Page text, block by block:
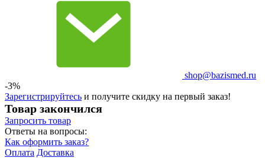
shop@bazismed.ru
-3%
Зарегистрируйтесь и получите скидку на первый заказ!
Товар закончился
Запросить товар
Ответы на вопросы:
Как оформить заказ?
Оплата Доставка